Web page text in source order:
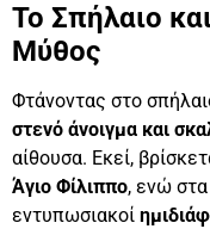
Το Σπήλαιο
Μύθος
Φτάνοντας στο
στενό άνοιγμα και
αίθουσα. Εκεί,
Άγιο Φίλιππο, ενώ
εντυπωσιακοί